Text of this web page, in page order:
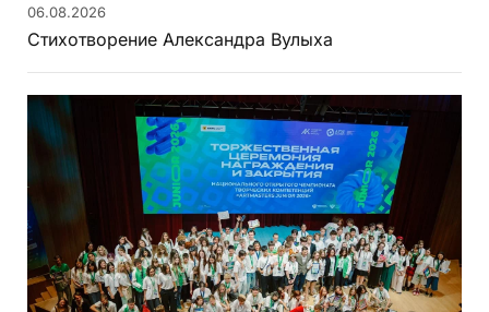
06.08.2026
Стихотворение Александра Вулыха